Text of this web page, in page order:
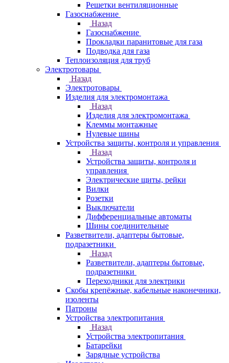
Решетки вентиляционные
Газоснабжение
Назад
Газоснабжение
Прокладки паранитовые для газа
Подводка для газа
Теплоизоляция для труб
Электротовары
Назад
Электротовары
Изделия для электромонтажа
Назад
Изделия для электромонтажа
Клеммы монтажные
Нулевые шины
Устройства защиты, контроля и управления
Назад
Устройства защиты, контроля и
управления
Электрические щиты, рейки
Вилки
Розетки
Выключатели
Дифференциальные автоматы
Шины соединительные
Разветвители, адаптеры бытовые,
подразетники
Назад
Разветвители, адаптеры бытовые,
подразетники
Переходники для электрики
Скобы крепёжные, кабельные наконечники,
изоленты
Патроны
Устройства электропитания
Назад
Устройства электропитания
Батарейки
Зарядные устройства